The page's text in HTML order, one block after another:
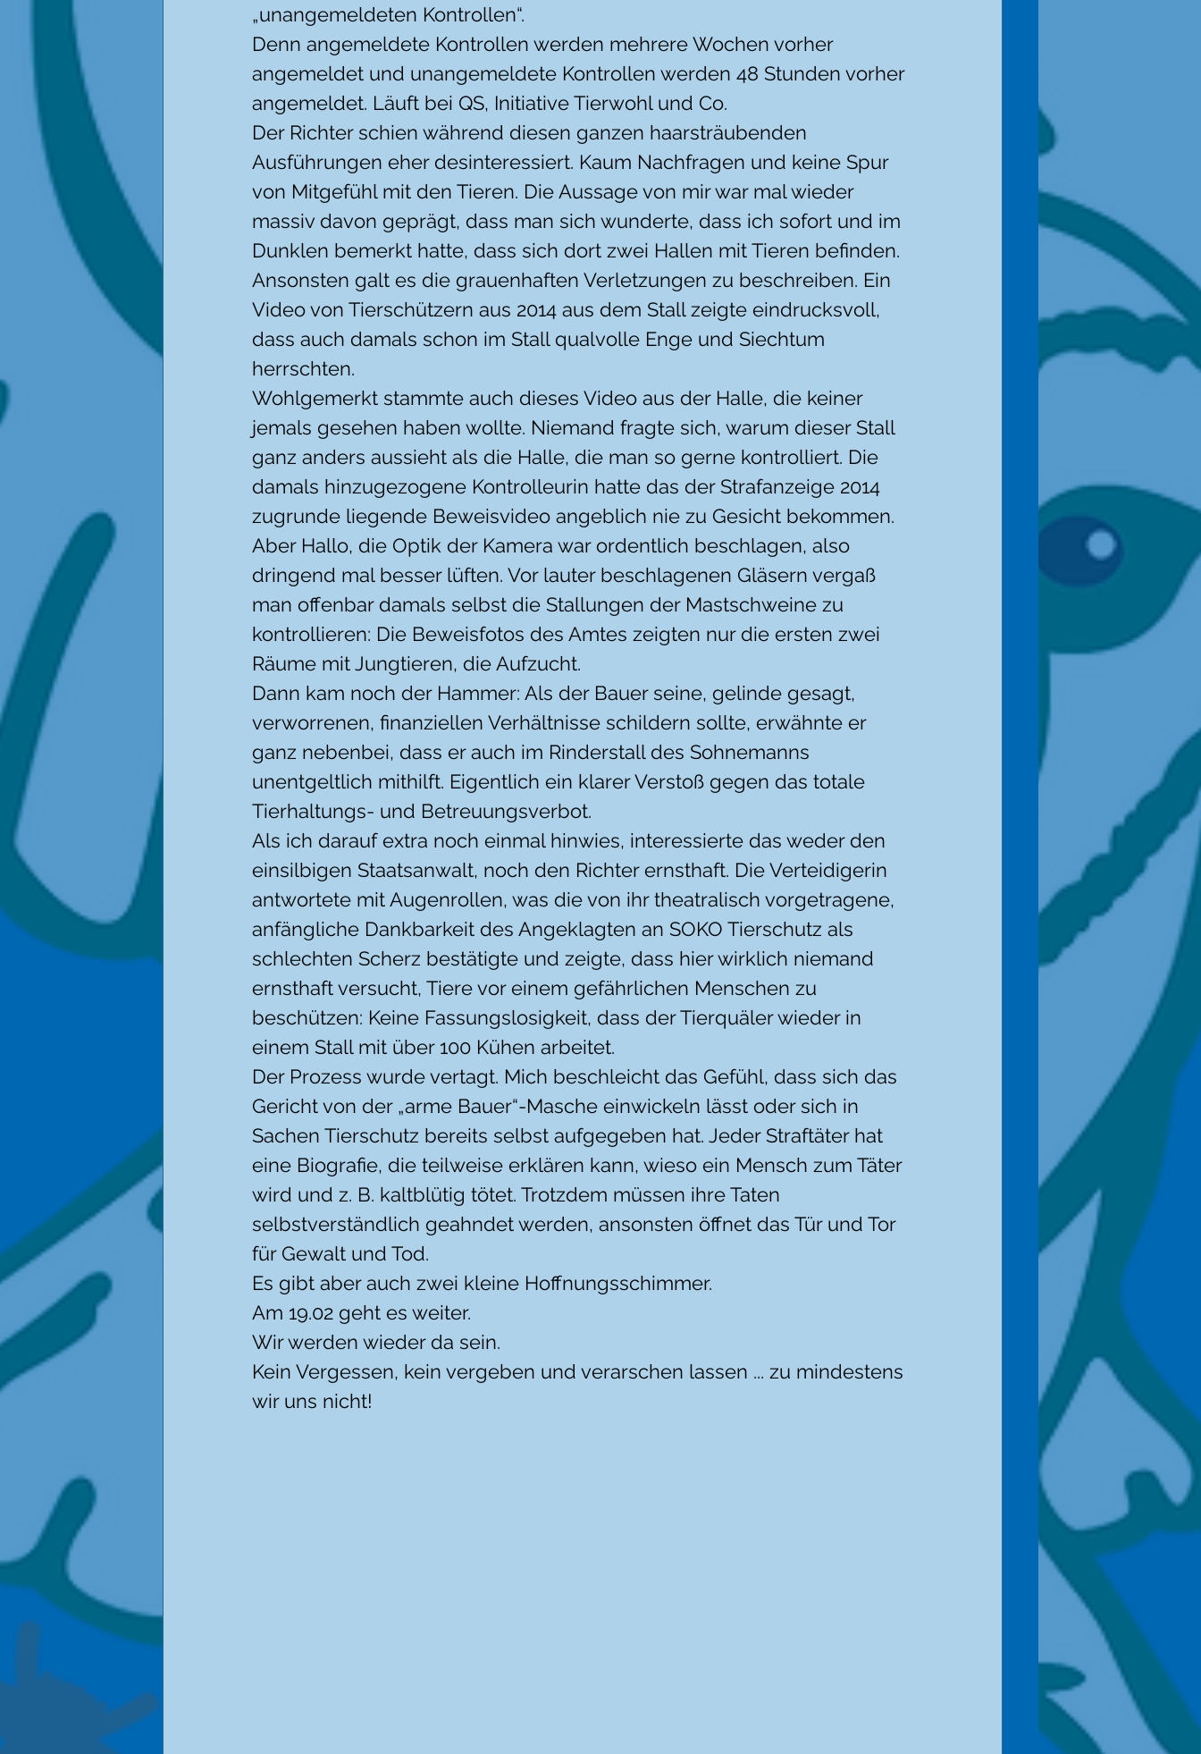
„unangemeldeten Kontrollen“.
Denn angemeldete Kontrollen werden mehrere Wochen vorher
angemeldet und unangemeldete Kontrollen werden 48 Stunden vorher
angemeldet. Läuft bei QS, Initiative Tierwohl und Co.
Der Richter schien während diesen ganzen haarsträubenden
Ausführungen eher desinteressiert. Kaum Nachfragen und keine Spur
von Mitgefühl mit den Tieren. Die Aussage von mir war mal wieder
massiv davon geprägt, dass man sich wunderte, dass ich sofort und im
Dunklen bemerkt hatte, dass sich dort zwei Hallen mit Tieren befinden.
Ansonsten galt es die grauenhaften Verletzungen zu beschreiben. Ein
Video von Tierschützern aus 2014 aus dem Stall zeigte eindrucksvoll,
dass auch damals schon im Stall qualvolle Enge und Siechtum
herrschten.
Wohlgemerkt stammte auch dieses Video aus der Halle, die keiner
jemals gesehen haben wollte. Niemand fragte sich, warum dieser Stall
ganz anders aussieht als die Halle, die man so gerne kontrolliert. Die
damals hinzugezogene Kontrolleurin hatte das der Strafanzeige 2014
zugrunde liegende Beweisvideo angeblich nie zu Gesicht bekommen.
Aber Hallo, die Optik der Kamera war ordentlich beschlagen, also
dringend mal besser lüften. Vor lauter beschlagenen Gläsern vergaß
man offenbar damals selbst die Stallungen der Mastschweine zu
kontrollieren: Die Beweisfotos des Amtes zeigten nur die ersten zwei
Räume mit Jungtieren, die Aufzucht.
Dann kam noch der Hammer: Als der Bauer seine, gelinde gesagt,
verworrenen, finanziellen Verhältnisse schildern sollte, erwähnte er
ganz nebenbei, dass er auch im Rinderstall des Sohnemanns
unentgeltlich mithilft. Eigentlich ein klarer Verstoß gegen das totale
Tierhaltungs- und Betreuungsverbot.
Als ich darauf extra noch einmal hinwies, interessierte das weder den
einsilbigen Staatsanwalt, noch den Richter ernsthaft. Die Verteidigerin
antwortete mit Augenrollen, was die von ihr theatralisch vorgetragene,
anfängliche Dankbarkeit des Angeklagten an SOKO Tierschutz als
schlechten Scherz bestätigte und zeigte, dass hier wirklich niemand
ernsthaft versucht, Tiere vor einem gefährlichen Menschen zu
beschützen: Keine Fassungslosigkeit, dass der Tierquäler wieder in
einem Stall mit über 100 Kühen arbeitet.
Der Prozess wurde vertagt. Mich beschleicht das Gefühl, dass sich das
Gericht von der „arme Bauer“-Masche einwickeln lässt oder sich in
Sachen Tierschutz bereits selbst aufgegeben hat. Jeder Straftäter hat
eine Biografie, die teilweise erklären kann, wieso ein Mensch zum Täter
wird und z. B. kaltblütig tötet. Trotzdem müssen ihre Taten
selbstverständlich geahndet werden, ansonsten öffnet das Tür und Tor
für Gewalt und Tod.
Es gibt aber auch zwei kleine Hoffnungsschimmer.
Am 19.02 geht es weiter.
Wir werden wieder da sein.
Kein Vergessen, kein vergeben und verarschen lassen ... zu mindestens
wir uns nicht!